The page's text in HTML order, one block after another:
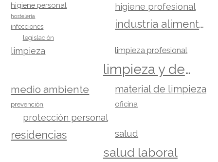
higiene personal higiene profesional
hostelería
industria alimentaria
infecciones
legislación
limpieza limpieza profesional
limpieza y desinfección
material de limpieza
medio ambiente
oficina
prevención
protección personal
residencias salud
salud laboral